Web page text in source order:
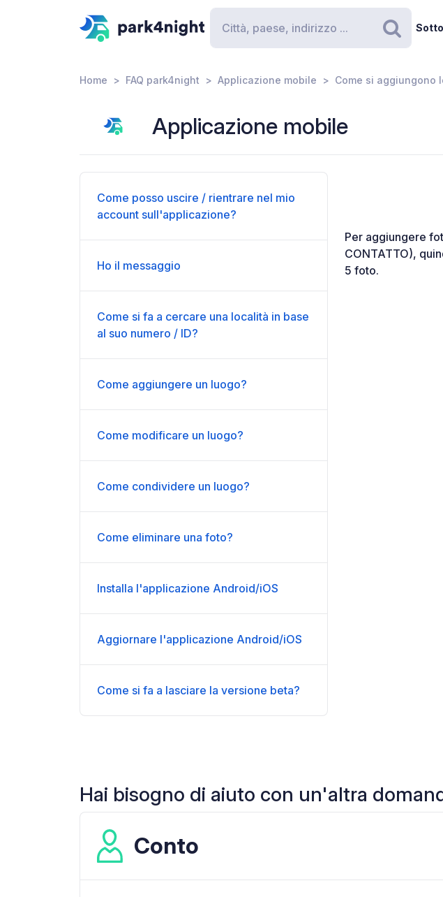
Home FAQ park4night Applicazione mobile Come si aggiungono
Applicazione mobile
Come posso uscire / rientrare nel mio
account sull'applicazione?
Ho il messaggio
Come si fa a cercare una località in base
al suo numero / ID?
Come aggiungere un luogo?
Come modificare un luogo?
Come condividere un luogo?
Come eliminare una foto?
Installa l'applicazione Android/iOS
Aggiornare l'applicazione Android/iOS
Come si fa a lasciare la versione beta?
Per aggiungere
CONTATTO),
5 foto.
Hai bisogno di aiuto con un'altra
Conto